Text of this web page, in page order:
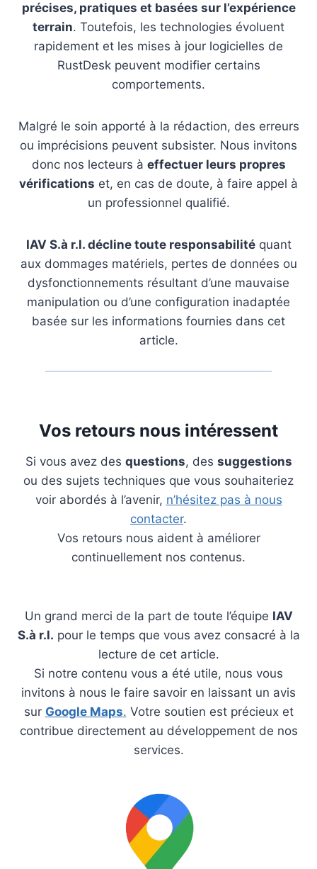
précises, pratiques et basées sur l’expérience
terrain. Toutefois, les technologies évoluent
rapidement et les mises à jour logicielles de
RustDesk peuvent modifier certains
comportements.
Malgré le soin apporté à la rédaction, des erreurs
ou imprécisions peuvent subsister. Nous invitons
donc nos lecteurs à effectuer leurs propres
vérifications et, en cas de doute, à faire appel à
un professionnel qualifié.
IAV S.à r.l. décline toute responsabilitéquant
aux dommages matériels, pertes de données ou
dysfonctionnements résultant d’une mauvaise
manipulation ou d’une configuration inadaptée
basée sur les informations fournies dans cet
article.
Vos retours nous intéressent
Si vous avez des questions, des suggestions
ou des sujets techniques que vous souhaiteriez
voir abordés à l’avenir, n’hésitez pas à nous
contacter.
Vos retours nous aident à améliorer
continuellement nos contenus.
Un grand merci de la part de toute l’équipe IAV
S.à r.l. pour le temps que vous avez consacré à la
lecture de cet article.
Si notre contenu vous a été utile, nous vous
invitons à nous le faire savoir en laissant un avis
sur Google Maps. Votre soutien est précieux et
contribue directement au développement de nos
services.